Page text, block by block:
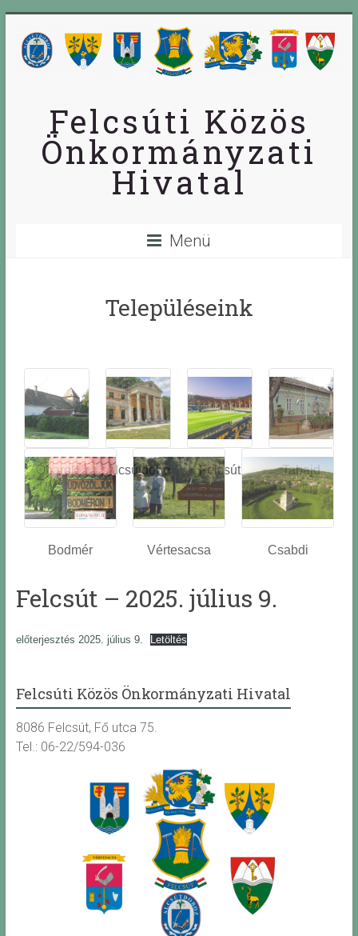
Felcsúti Közös
Önkormányzati
Hivatal
Menü
Településeink
Óbarok
Alcsútdobo
z
Felcsút Tabajd
Bodmér Vértesacsa Csabdi
Felcsút – 2025. július 9.
előterjesztés 2025. július 9. Letöltés
Felcsúti Közös Önkormányzati Hivatal
8086 Felcsút, Fő utca 75.
Tel.: 06-22/594-036